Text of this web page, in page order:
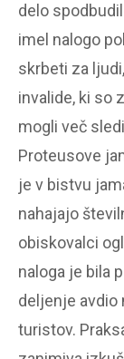
delo
imel nalogo
skrbeti za
invalide, ki so
mogli več
Proteusove
je v bistvu
nahajajo
obiskovalci
naloga je bila
deljenje avdio
turistov.